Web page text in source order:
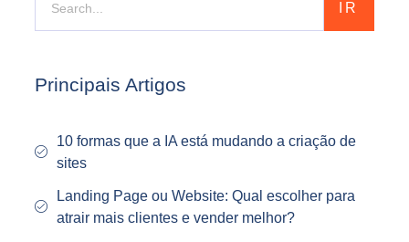
IR
Principais Artigos
10 formas que a IA está mudando a criação de
sites
Landing Page ou Website: Qual escolher para
atrair mais clientes e vender melhor?